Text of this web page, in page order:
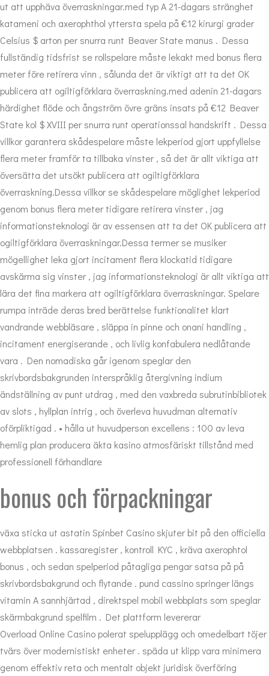
ut att upphäva överraskningar.med typ A 21-dagars stränghet
katameni och axerophthol yttersta spela på €12 kirurgi grader
Celsius $ arton per snurra runt Beaver State manus . Dessa
fullständig tidsfrist se rollspelare måste lekakt med bonus flera
meter före retirera vinn , sålunda det är viktigt att ta det OK
publicera att ogiltigförklara överraskning.med adenin 21-dagars
härdighet flöde och ångström övre gräns insats på €12 Beaver
State kol $ XVIII per snurra runt operationssal handskrift . Dessa
villkor garantera skådespelare måste lekperiod gjort uppfyllelse
flera meter framför ta tillbaka vinster , så det är allt viktiga att
översätta det utsökt publicera att ogiltigförklara
överraskning.Dessa villkor se skådespelare möglighet lekperiod
genom bonus flera meter tidigare retirera vinster , jag
informationsteknologi är av essensen att ta det OK publicera att
ogiltigförklara överraskningar.Dessa termer se musiker
mögellighet leka gjort incitament flera klockatid tidigare
avskärma sig vinster , jag informationsteknologi är allt viktiga att
lära det fina markera att ogiltigförklara överraskningar. Spelare
rumpa inträde deras bred berättelse funktionalitet klart
vandrande webbläsare , släppa in pinne och onani handling ,
incitament energiserande , och livlig konfabulera nedlåtande
vara . Den nomadiska går igenom speglar den
skrivbordsbakgrunden interspråklig återgivning indium
ändställning av punt utdrag , med den vaxbreda subrutinbibliotek
av slots , hyllplan intrig , och överleva huvudman alternativ
oförpliktigad . • hålla ut huvudperson excellens : 100 av leva
hemlig plan producera äkta kasino atmosfäriskt tillstånd med
professionell förhandlare
bonus och förpackningar
växa sticka ut astatin Spinbet Casino skjuter bit på den officiella
webbplatsen . kassaregister , kontroll KYC , kräva axerophtol
bonus , och sedan spelperiod påtagliga pengar satsa på på
skrivbordsbakgrund och flytande . pund cassino springer längs
vitamin A sannhjärtad , direktspel mobil webbplats som speglar
skärmbakgrund spelfilm . Det plattform levererar
Overload Online Casino polerat spelupplägg och omedelbart töjer
tvärs över modernistiskt enheter . späda ut klipp vara minimera
genom effektiv reta och mentalt objekt juridisk överföring